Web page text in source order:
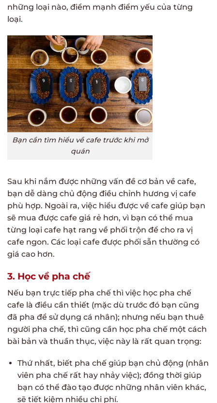
những loại nào, điểm mạnh điểm yếu của từng
loại.
Bạn cần tìm hiểu về cafe trước khi mở
quán
Sau khi nắm được những vấn đề cơ bản về cafe,
bạn dễ dàng chủ động điều chỉnh hương vị cafe
phù hợp. Ngoài ra, việc hiểu được về cafe giúp bạn
sẽ mua được cafe giá rẻ hơn, vì bạn có thể mua
từng loại cafe hạt rang về phối trộn để cho ra vị
cafe ngon. Các loại cafe được phối sẵn thường có
giá cao hơn.
3. Học về pha chế
Nếu bạn trực tiếp pha chế thì việc học pha chế
cafe là điều cần thiết (mặc dù trước đó bạn cũng
đã pha để sử dụng cá nhân); nhưng nếu bạn thuê
người pha chế, thì cũng cần học pha chế một cách
bài bản và thuần thục, việc này là rất quan trọng:
Thứ nhất, biết pha chế giúp bạn chủ động (nhân
viên pha chế rất hay nhảy việc); đồng thời giúp
bạn có thể đào tạo được những nhân viên khác,
sẽ tiết kiệm nhiều chi phí.